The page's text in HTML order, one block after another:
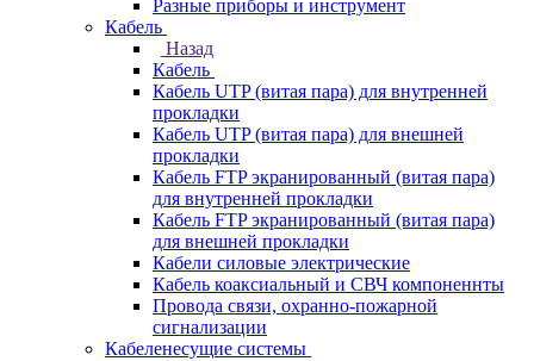
Разные приборы и инструмент
Кабель
Назад
Кабель
Кабель UTP (витая пара) для внутренней
прокладки
Кабель UTP (витая пара) для внешней
прокладки
Кабель FTP экранированный (витая пара)
для внутренней прокладки
Кабель FTP экранированный (витая пара)
для внешней прокладки
Кабели силовые электрические
Кабель коаксиальный и СВЧ компоненнты
Провода связи, охранно-пожарной
сигнализации
Кабеленесущие системы